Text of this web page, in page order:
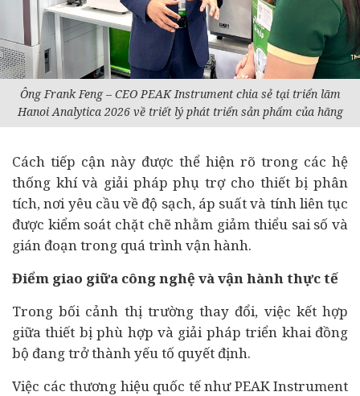
Ông Frank Feng – CEO PEAK Instrument chia sẻ tại triển lãm
Hanoi Analytica 2026 về triết lý phát triển sản phẩm của hãng
Cách tiếp cận này được thể hiện rõ trong các hệ
thống khí và giải pháp phụ trợ cho thiết bị phân
tích, nơi yêu cầu về độ sạch, áp suất và tính liên tục
được kiểm soát chặt chẽ nhằm giảm thiểu sai số và
gián đoạn trong quá trình vận hành.
Điểm giao giữa công nghệ và vận hành thực tế
Trong bối cảnh thị trường thay đổi, việc kết hợp
giữa thiết bị phù hợp và giải pháp triển khai đồng
bộ đang trở thành yếu tố quyết định.
Việc các thương hiệu quốc tế như PEAK Instrument